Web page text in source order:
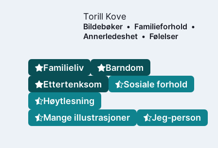
Torill Kove
Bildebøker
Familieforhold
Annerledeshet
Følelser
Familieliv
Barndom
Ettertenksom
Sosiale forhold
Høytlesning
Mange illustrasjoner
Jeg-person